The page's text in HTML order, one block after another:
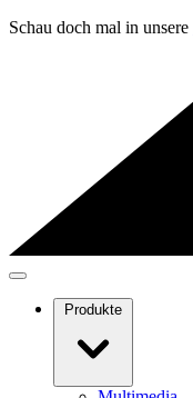
Schau doch mal in unsere
Produkte